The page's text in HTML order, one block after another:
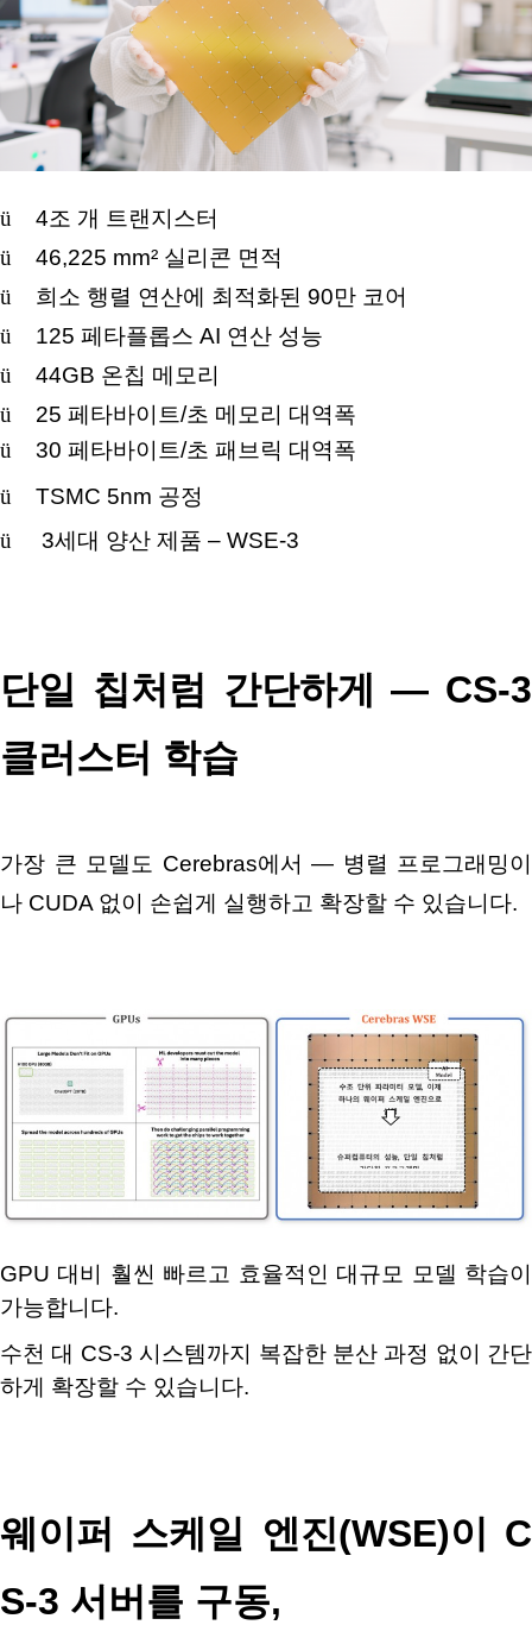
ü 4조 개 트랜지스터
ü
46,225 mm² 실리콘 면적
ü
희소 행렬 연산에 최적화된 90만 코어
ü
125 페타플롭스 AI 연산 성능
ü
44GB 온칩 메모리
ü
25 페타바이트/초 메모리 대역폭
ü
30 페타바이트/초 패브릭 대역폭
ü
TSMC 5nm 공정
ü
3세대 양산 제품 – WSE-3
단일 칩처럼 간단하게 — CS-3
클러스터 학습
가장 큰 모델도 Cerebras에서 — 병렬 프로그래밍이
나 CUDA 없이 손쉽게 실행하고 확장할 수 있습니다.
GPU 대비 훨씬 빠르고 효율적인 대규모 모델 학습이
가능합니다.
수천 대 CS-3시스템까지 복잡한 분산 과정 없이 간단
하게 확장할 수 있습니다.
웨이퍼 스케일 엔진(WSE)이 C
S-3 서버를 구동,